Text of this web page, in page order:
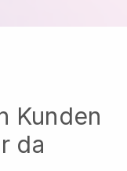
Kunden
da